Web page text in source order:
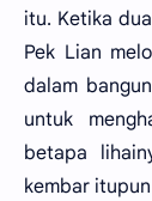
itu. Ketika
Pek Lian
dalam
untuk
betapa
kembar